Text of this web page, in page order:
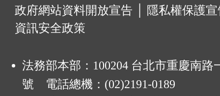
政府網站資料開放宣告
隱私權保護
資訊安全政策
法務部本部：100204 台北市重慶南路
號 電話總機：(02)2191-0189